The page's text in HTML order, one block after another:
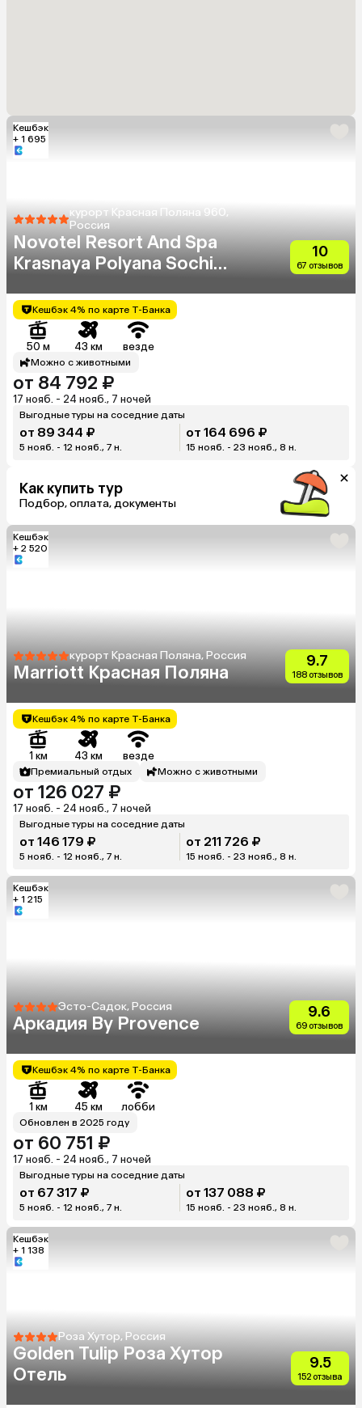
Кешбэк
+ 1 695
курорт Красная Поляна 960,
Россия
Novotel Resort And Spa
Krasnaya Polyana Sochi
10
67 отзывов
Кешбэк 4% по карте Т-Банка
50 м 43 км везде
Можно с животными
от 84 792 ₽
17 нояб. - 24 нояб., 7 ночей
Выгодные туры на соседние даты
от 89 344 ₽
5 нояб. - 12 нояб., 7 н.
от 164 696 ₽
15 нояб. - 23 нояб., 8 н.
Как купить тур
Подбор, оплата, документы
Кешбэк
+ 2 520
курорт Красная Поляна, Россия
Marriott Красная Поляна
9.7
188 отзывов
Кешбэк 4% по карте Т-Банка
1 км 43 км везде
Премиальный отдых Можно с животными
от 126 027 ₽
17 нояб. - 24 нояб., 7 ночей
Выгодные туры на соседние даты
от 146 179 ₽
5 нояб. - 12 нояб., 7 н.
от 211 726 ₽
15 нояб. - 23 нояб., 8 н.
Кешбэк
+ 1 215
Эсто-Садок, Россия
Аркадия By Provence
9.6
69 отзывов
Кешбэк 4% по карте Т-Банка
1 км 45 км лобби
Обновлен в 2025 году
от 60 751 ₽
17 нояб. - 24 нояб., 7 ночей
Выгодные туры на соседние даты
от 67 317 ₽
5 нояб. - 12 нояб., 7 н.
от 137 088 ₽
15 нояб. - 23 нояб., 8 н.
Кешбэк
+ 1 138
Роза Хутор, Россия
Golden Tulip Роза Хутор
Отель
9.5
152 отзыва